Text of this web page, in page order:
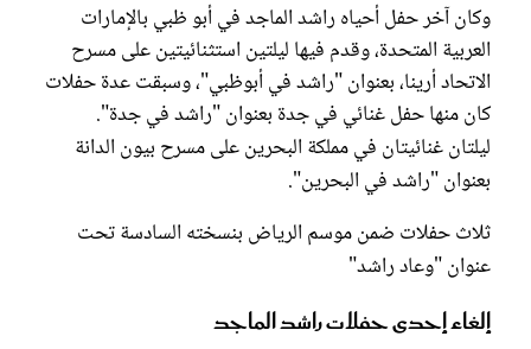
وكان آخر حفل أحياه راشد الماجد في أبو ظبي بالإمارات
العربية المتحدة، وقدم فيها ليلتين استثنائيتين على مسرح
الاتحاد أرينا، بعنوان "راشد في أبوظبي"، وسبقت عدة حفلات
كان منها حفل غنائي في جدة بعنوان "راشد في جدة".
ليلتان غنائيتان في مملكة البحرين على مسرح بيون الدانة
بعنوان "راشد في البحرين".
ثلاث حفلات ضمن موسم الرياض بنسخته السادسة تحت
عنوان "وعاد راشد"
إلغاء إحدى حفلات راشد الماجد